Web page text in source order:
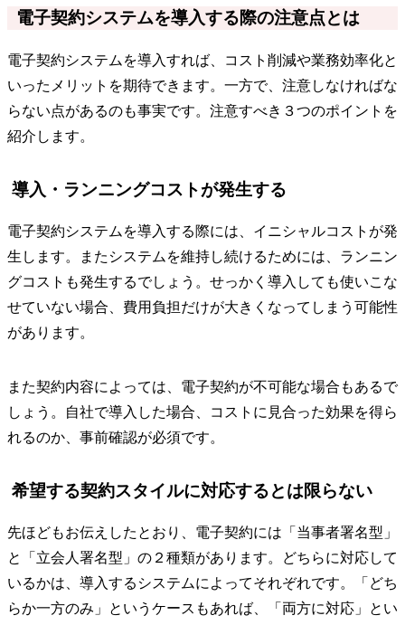
電子契約システムを導入する際の注意点とは
電子契約システムを導入すれば、コスト削減や業務効率化と
いったメリットを期待できます。一方で、注意しなければな
らない点があるのも事実です。注意すべき３つのポイントを
紹介します。
導入・ランニングコストが発生する
電子契約システムを導入する際には、イニシャルコストが発
生します。またシステムを維持し続けるためには、ランニン
グコストも発生するでしょう。せっかく導入しても使いこな
せていない場合、費用負担だけが大きくなってしまう可能性
があります。
また契約内容によっては、電子契約が不可能な場合もあるで
しょう。自社で導入した場合、コストに見合った効果を得ら
れるのか、事前確認が必須です。
希望する契約スタイルに対応するとは限らない
先ほどもお伝えしたとおり、電子契約には「当事者署名型」
と「立会人署名型」の２種類があります。どちらに対応して
いるかは、導入するシステムによってそれぞれです。「どち
らか一方のみ」というケースもあれば、「両方に対応」とい